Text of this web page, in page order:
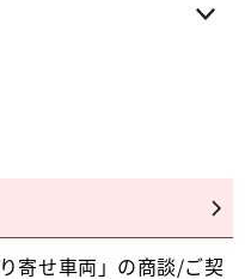
寄せ車両」の商談/ご契